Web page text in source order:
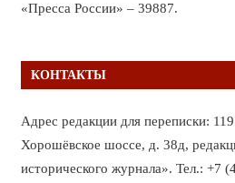
«Пресса России» – 39887.
КОНТАКТЫ
Адрес редакции для переписки:
Хорошёвское шоссе, д. 38д,
исторического журнала». Тел.: +7